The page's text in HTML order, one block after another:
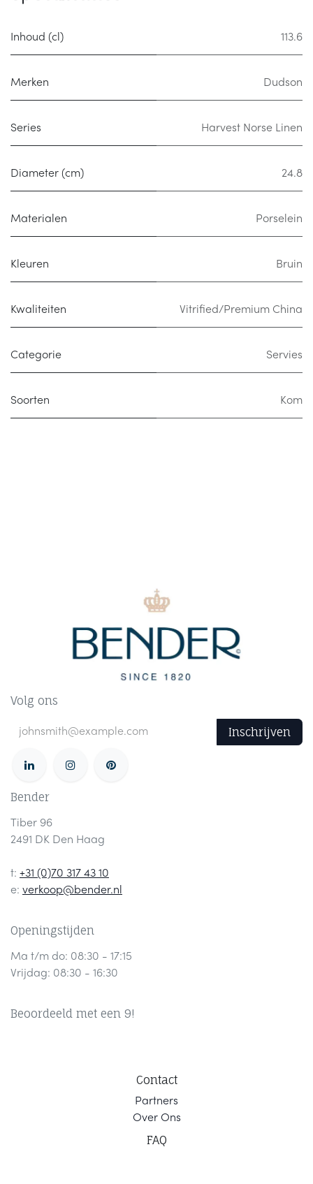
Inhoud (cl) 113.6
Merken Dudson
Series Harvest Norse Linen
Diameter (cm) 24.8
Materialen Porselein
Kleuren Bruin
Kwaliteiten Vitrified/Premium China
Categorie Servies
Soorten Kom
Volg ons
Inschrijven
Bender
Tiber 96
2491 DK Den Haag
t: +31 (0)70 317 43 10
e: verkoop@bender.nl
Openingstijden
Ma t/m do: 08:30 - 17:15
Vrijdag: 08:30 - 16:30
Beoordeeld met een 9!
Contact
Partners
Over Ons
FAQ